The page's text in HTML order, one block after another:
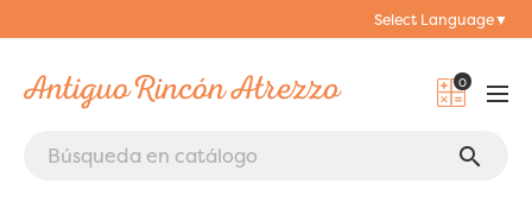
Select Language▼
0
search